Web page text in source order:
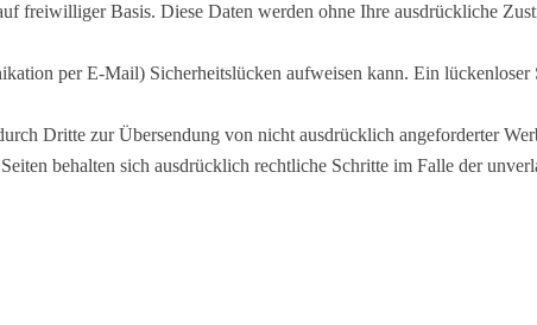
freiwilliger Basis. Diese Daten werden ohne Ihre ausdrückliche
per E-Mail) Sicherheitslücken aufweisen kann. Ein lückenloser
Dritte zur Übersendung von nicht ausdrücklich angeforderter
behalten sich ausdrücklich rechtliche Schritte im Falle der